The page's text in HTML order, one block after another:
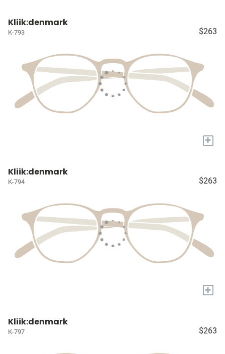
Kliik:denmark
K-793 $263
+
Kliik:denmark
K-794 $263
+
Kliik:denmark
K-797 $263